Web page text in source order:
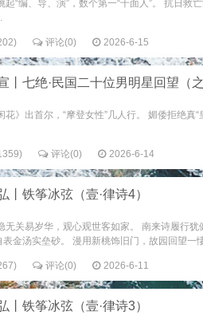
起“编、导、演”，数个第一“千面人”。 抗日
评论(0) 2026-6-15
丨七绝·民国二十位男明星回望（之
花》出首尔，“摩登女性”几人行。 媚倭拒绝
评论(0) 2026-6-14
丨铁筝冰弦（壹·律诗4）
无关易岁华，观心观世客如家。 南来诗履行
表金汤实垒砂。 漫用新桃饰旧门，故园回望一
评论(0) 2026-6-11
丨铁筝冰弦（壹·律诗3）